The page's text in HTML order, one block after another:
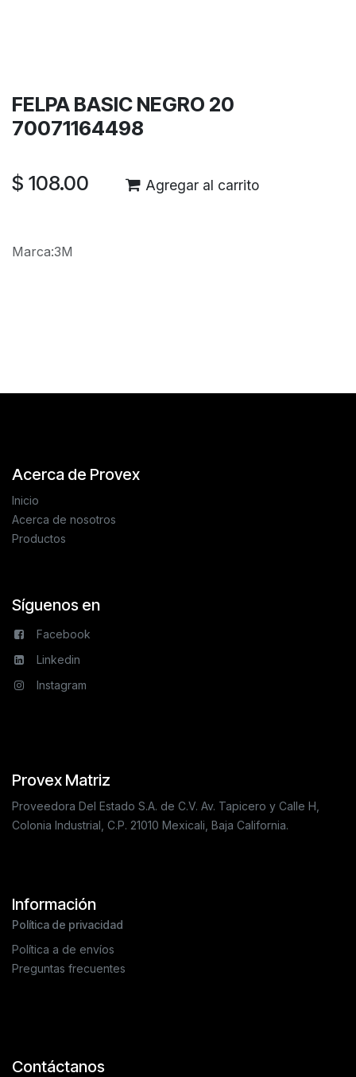
FELPA BASIC NEGRO 20
70071164498
$ 108.00 Agregar al carrito
Marca:3M
Acerca de Provex
Inicio
Acerca de nosotros
Productos
Síguenos en
Facebook
Linkedin
Instagram
Provex Matriz
Proveedora Del Estado S.A. de C.V. Av. Tapicero y Calle H,
Colonia Industrial, C.P. 21010 Mexicali, Baja California.
Información
Política de privacidad
Política a de envíos
Preguntas frecuentes
Contáctanos